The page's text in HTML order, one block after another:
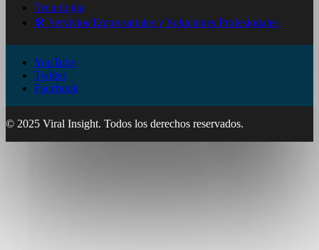
Tecnologia
🛠️ Servicios Empresariales y Soluciones Profesionales
YouTube
Twitter
Facebook
© 2025 Viral Insight. Todos los derechos reservados.